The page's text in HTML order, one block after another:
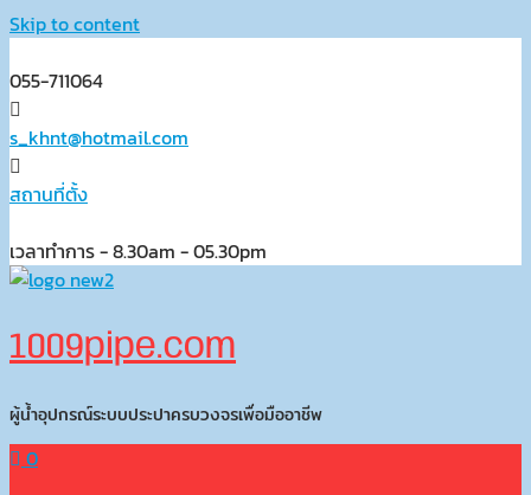
Skip to content
055-711064
s_khnt@hotmail.com
สถานที่ตั้ง
เวลาทำการ - 8.30am - 05.30pm
1009pipe.com
ผู้น้ำอุปกรณ์ระบบประปาครบวงจรเพื่อมืออาชีพ
0